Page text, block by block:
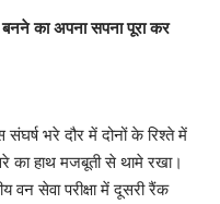
बनने का अपना सपना पूरा कर
भरे दौर में दोनों के रिश्ते में
का हाथ मजबूती से थामे रखा।
वन सेवा परीक्षा में दूसरी रैंक